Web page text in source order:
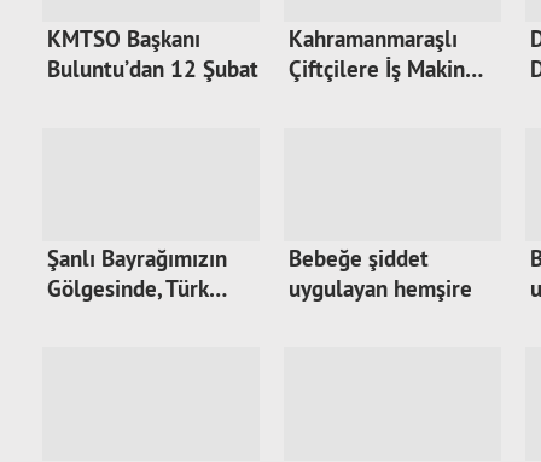
KMTSO Başkanı
Buluntu’dan 12 Şubat
Kahramanmaraşlı
Çiftçilere İş Makin…
Şanlı Bayrağımızın
Gölgesinde, Türk…
Bebeğe şiddet
uygulayan hemşire